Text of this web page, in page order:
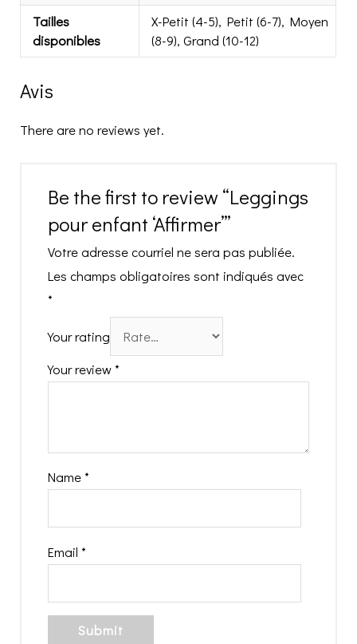
Tailles
disponibles
X-Petit (4-5), Petit (6-7), Moyen
(8-9), Grand (10-12)
Avis
There are no reviews yet.
Be the first to review “Leggings
pour enfant ‘Affirmer’”
Votre adresse courriel ne sera pas publiée.
Les champs obligatoires sont indiqués avec
*
Your rating
Your review*
Name*
Email*